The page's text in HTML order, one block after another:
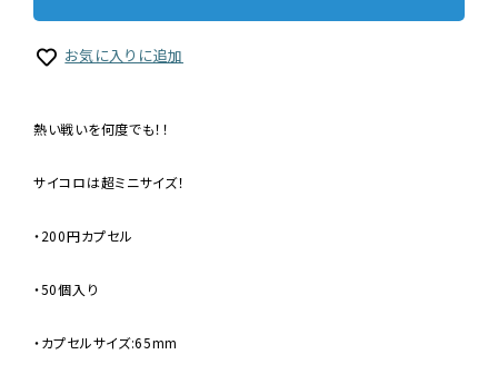
お気に入りに追加
熱い戦いを何度でも！！
サイコロは超ミニサイズ！
・200円カプセル
・50個入り
・カプセルサイズ:65mm